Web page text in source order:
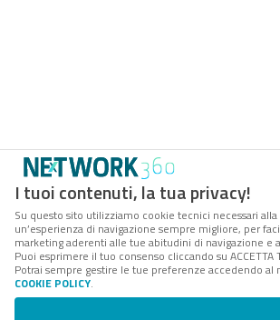
I tuoi contenuti, la tua privacy!
Su questo sito utilizziamo cookie tecnici necessari
un’esperienza di navigazione sempre migliore, per
marketing aderenti alle tue abitudini di navigazione e
Puoi esprimere il tuo consenso cliccando su
Potrai sempre gestire le tue preferenze accedendo al
COOKIE POLICY.